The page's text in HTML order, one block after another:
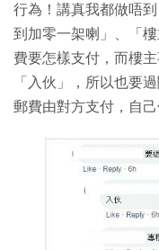
行為！講真我都做唔
到加零一架喇」、「
費要怎樣支付，而樓
「入伙」，所以也要
郵費由對方支付，自己